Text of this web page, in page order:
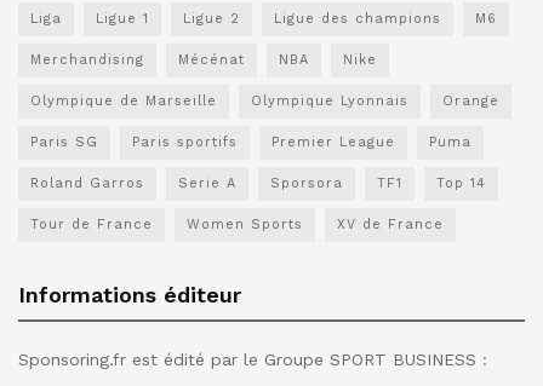
Liga Ligue 1 Ligue 2 Ligue des champions M6
Merchandising Mécénat NBA Nike
Olympique de Marseille Olympique Lyonnais Orange
Paris SG Paris sportifs Premier League Puma
Roland Garros Serie A Sporsora TF1 Top 14
Tour de France Women Sports XV de France
Informations éditeur
Sponsoring.fr est édité par le Groupe SPORT BUSINESS :